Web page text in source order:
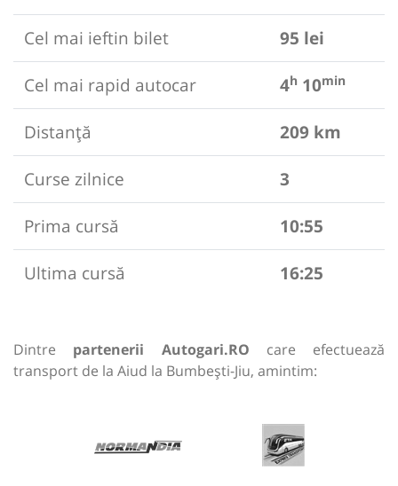
Cel mai ieftin bilet
95 lei
Cel mai rapid autocar
4h 10min
Distanță
209 km
Curse zilnice
3
Prima cursă
10:55
Ultima cursă
16:25
Dintre partenerii Autogari.RO care efectuează
transport de la Aiud la Bumbești-Jiu, amintim: